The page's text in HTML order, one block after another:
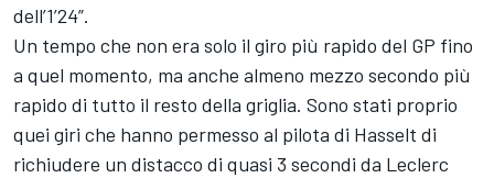
dell’1’24”.
Un tempo che non era solo il giro più rapido del GP fino
a quel momento, ma anche almeno mezzo secondo più
rapido di tutto il resto della griglia. Sono stati proprio
quei giri che hanno permesso al pilota di Hasselt di
richiudere un distacco di quasi 3 secondi da Leclerc